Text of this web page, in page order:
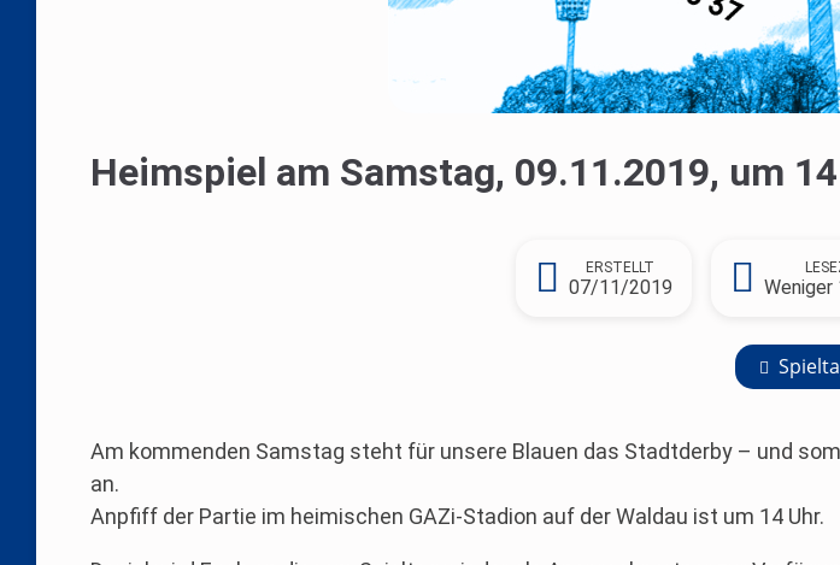
Heimspiel am Samstag, 09.11.2019, um
ERSTELLT
07/11/2019 Weniger
Am kommenden Samstag steht für unsere Blauen das Stadtderby – und
an.
Anpfiff der Partie im heimischen GAZi-Stadion auf der Waldau ist um 14 Uhr.